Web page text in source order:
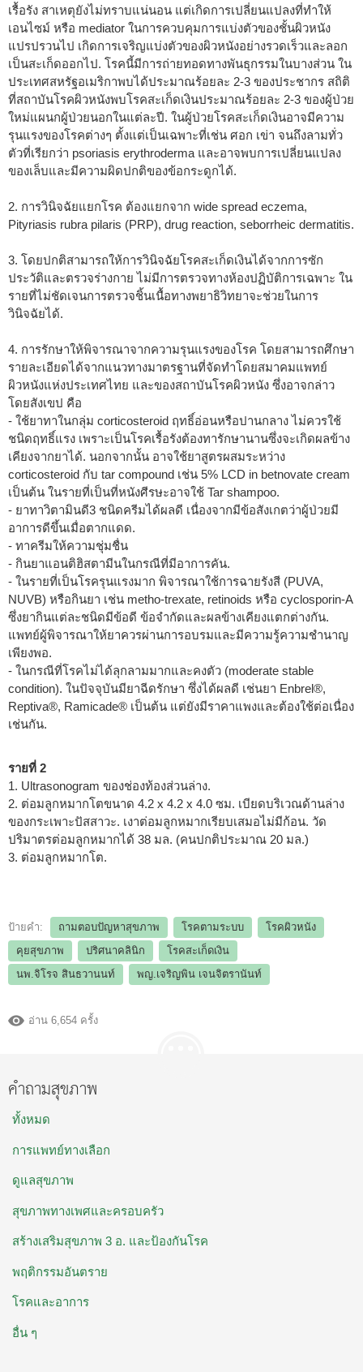
เรื้อรัง สาเหตุยังไม่ทราบแน่นอน แต่เกิดการเปลี่ยนแปลงที่ทำให้
เอนไซม์ หรือ mediator ในการควบคุมการแบ่งตัวของชั้นผิวหนัง
แปรปรวนไป เกิดการเจริญแบ่งตัวของผิวหนังอย่างรวดเร็วและลอก
เป็นสะเก็ดออกไป. โรคนี้มีการถ่ายทอดทางพันธุกรรมในบางส่วน ใน
ประเทศสหรัฐอเมริกาพบได้ประมาณร้อยละ 2-3 ของประชากร สถิติ
ที่สถาบันโรคผิวหนังพบโรคสะเก็ดเงินประมาณร้อยละ 2-3 ของผู้ป่วย
ใหม่แผนกผู้ป่วยนอกในแต่ละปี. ในผู้ป่วยโรคสะเก็ดเงินอาจมีความ
รุนแรงของโรคต่างๆ ตั้งแต่เป็นเฉพาะที่เช่น ศอก เข่า จนถึงลามทั่ว
ตัวที่เรียกว่า psoriasis erythroderma และอาจพบการเปลี่ยนแปลง
ของเล็บและมีความผิดปกติของข้อกระดูกได้.
2. การวินิจฉัยแยกโรค ต้องแยกจาก wide spread eczema,
Pityriasis rubra pilaris (PRP), drug reaction, seborrheic dermatitis.
3. โดยปกติสามารถให้การวินิจฉัยโรคสะเก็ดเงินได้จากการซัก
ประวัติและตรวจร่างกาย ไม่มีการตรวจทางห้องปฏิบัติการเฉพาะ ใน
รายที่ไม่ชัดเจนการตรวจชิ้นเนื้อทางพยาธิวิทยาจะช่วยในการ
วินิจฉัยได้.
4. การรักษาให้พิจารณาจากความรุนแรงของโรค โดยสามารถศึกษา
รายละเอียดได้จากแนวทางมาตรฐานที่จัดทำโดยสมาคมแพทย์
ผิวหนังแห่งประเทศไทย และของสถาบันโรคผิวหนัง ซึ่งอาจกล่าว
โดยสังเขป คือ
- ใช้ยาทาในกลุ่ม corticosteroid ฤทธิ์อ่อนหรือปานกลาง ไม่ควรใช้
ชนิดฤทธิ์แรง เพราะเป็นโรคเรื้อรังต้องทารักษานานซึ่งจะเกิดผลข้าง
เคียงจากยาได้. นอกจากนั้น อาจใช้ยาสูตรผสมระหว่าง
corticosteroid กับ tar compound เช่น 5% LCD in betnovate cream
เป็นต้น ในรายที่เป็นที่หนังศีรษะอาจใช้ Tar shampoo.
- ยาทาวิตามินดี3 ชนิดครีมได้ผลดี เนื่องจากมีข้อสังเกตว่าผู้ป่วยมี
อาการดีขึ้นเมื่อตากแดด.
- ทาครีมให้ความชุ่มชื่น
- กินยาแอนติฮิสตามีนในกรณีที่มีอาการคัน.
- ในรายที่เป็นโรครุนแรงมาก พิจารณาใช้การฉายรังสี (PUVA,
NUVB) หรือกินยา เช่น metho-trexate, retinoids หรือ cyclosporin-A
ซึ่งยากินแต่ละชนิดมีข้อดี ข้อจำกัดและผลข้างเคียงแตกต่างกัน.
แพทย์ผู้พิจารณาให้ยาควรผ่านการอบรมและมีความรู้ความชำนาญ
เพียงพอ.
- ในกรณีที่โรคไม่ได้ลุกลามมากและคงตัว (moderate stable
condition). ในปัจจุบันมียาฉีดรักษา ซึ่งได้ผลดี เช่นยา Enbrel®,
Reptiva®, Ramicade® เป็นต้น แต่ยังมีราคาแพงและต้องใช้ต่อเนื่อง
เช่นกัน.
รายที่ 2
1. Ultrasonogram ของช่องท้องส่วนล่าง.
2. ต่อมลูกหมากโตขนาด 4.2 x 4.2 x 4.0 ซม. เบียดบริเวณด้านล่าง
ของกระเพาะปัสสาวะ. เงาต่อมลูกหมากเรียบเสมอไม่มีก้อน. วัด
ปริมาตรต่อมลูกหมากได้ 38 มล. (คนปกติประมาณ 20 มล.)
3. ต่อมลูกหมากโต.
ป้ายคำ: ถามตอบปัญหาสุขภาพ โรคตามระบบ
โรคผิวหนัง
คุยสุขภาพ
ปริศนาคลินิก
โรคสะเก็ดเงิน
นพ.จิโรจ สินธวานนท์
พญ.เจริญพิน เจนจิตรานันท์
อ่าน 6,654 ครั้ง
คำถามสุขภาพ
ทั้งหมด
การแพทย์ทางเลือก
ดูแลสุขภาพ
สุขภาพทางเพศและครอบครัว
สร้างเสริมสุขภาพ 3 อ. และป้องกันโรค
พฤติกรรมอันตราย
โรคและอาการ
อื่น ๆ